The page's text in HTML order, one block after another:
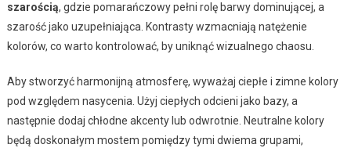
szarością, gdzie pomarańczowy pełni rolę barwy dominującej, a
szarość jako uzupełniająca. Kontrasty wzmacniają natężenie
kolorów, co warto kontrolować, by uniknąć wizualnego chaosu.
Aby stworzyć harmonijną atmosferę, wyważaj ciepłe i zimne kolory
pod względem nasycenia. Użyj ciepłych odcieni jako bazy, a
następnie dodaj chłodne akcenty lub odwrotnie. Neutralne kolory
będą doskonałym mostem pomiędzy tymi dwiema grupami,